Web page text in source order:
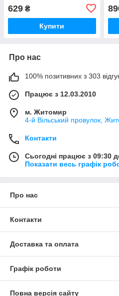
629 ₴
Купити
Про нас
100% позитивних з 303
Працює з 12.03.2010
м. Житомир
4-й Вільський провулок,
Контакти
Сьогодні працює з 09:30
Показати весь графік
Про нас
Контакти
Доставка та оплата
Графік роботи
Повна версія сайту